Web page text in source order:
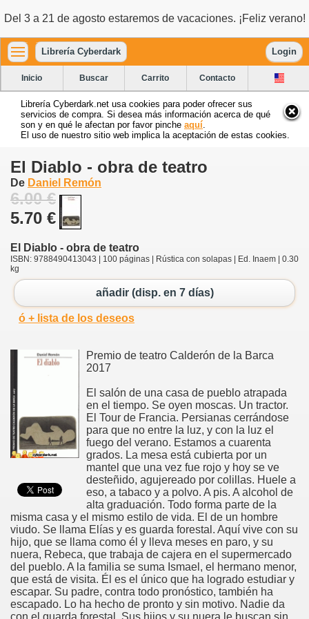
Del 3 a 21 de agosto estaremos de vacaciones. ¡Feliz verano!
Librería Cyberdark Login
Inicio Buscar Carrito Contacto
Librería Cyberdark.net usa cookies para poder ofrecer sus
servicios de compra. Si desea más información acerca de qué
son y en qué le afectan por favor pinche aquí
El uso de nuestro sitio web implica la aceptación de estas cookies.
El Diablo - obra de teatro
De Daniel Remón
6.00 €
5.70 €
El Diablo - obra de teatro
ISBN: 9788490413043 | 100 páginas | Rústica con solapas | Ed. Inaem | 0.30
kg
añadir (disp. en 7 días)
ó + lista de los deseos
Premio de teatro Calderón de la Barca
2017
El salón de una casa de pueblo atrapada
en el tiempo. Se oyen moscas. Un tractor.
El Tour de Francia. Persianas cerrándose
para que no entre la luz, y con la luz el
fuego del verano. Estamos a cuarenta
grados. La mesa está cubierta por un
mantel que una vez fue rojo y hoy se ve
desteñido, agujereado por colillas. Huele a
eso, a tabaco y a polvo. A pis. A alcohol de
alta graduación. Todo forma parte de la
misma casa y el mismo estilo de vida. El de un hombre
viudo. Se llama Elías y es guarda forestal. Aquí vive con su
hijo, que se llama como él y lleva meses en paro, y su
nuera, Rebeca, que trabaja de cajera en el supermercado
del pueblo. A la familia se suma Ismael, el hermano menor,
que está de visita. Él es el único que ha logrado estudiar y
escapar. Su padre, contra todo pronóstico, también ha
escapado. Lo ha hecho de pronto y sin motivo. Nadie da
con el guarda forestal. Sus hijos y su nuera le buscan sin